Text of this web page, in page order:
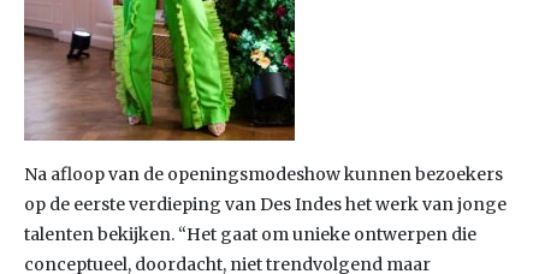
Na afloop van de openingsmodeshow kunnen bezoekers
op de eerste verdieping van Des Indes het werk van jonge
talenten bekijken. “Het gaat om unieke ontwerpen die
conceptueel, doordacht, niet trendvolgend maar